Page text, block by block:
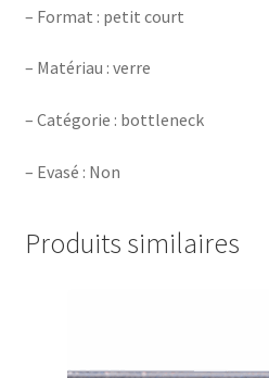
– Format : petit court
– Matériau : verre
– Catégorie : bottleneck
– Evasé : Non
Produits similaires